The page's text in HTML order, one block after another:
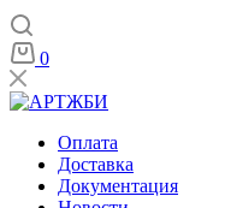
0
Оплата
Доставка
Документация